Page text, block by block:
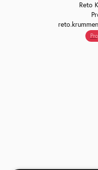
Reto